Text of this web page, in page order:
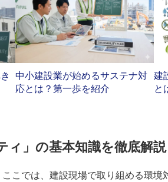
中小建設業が始めるサステナ対
応とは？第一歩を紹介
建
と
ィ」の基本知識を徹底解説
こでは、建設現場で取り組める環